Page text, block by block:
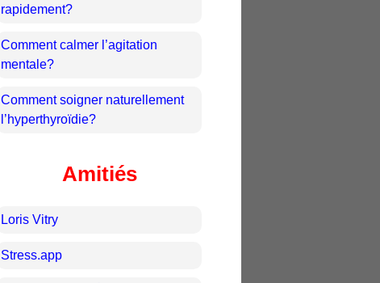
rapidement?
Comment calmer l’agitation
mentale?
Comment soigner naturellement
l’hyperthyroïdie?
Amitiés
Loris Vitry
Stress.app